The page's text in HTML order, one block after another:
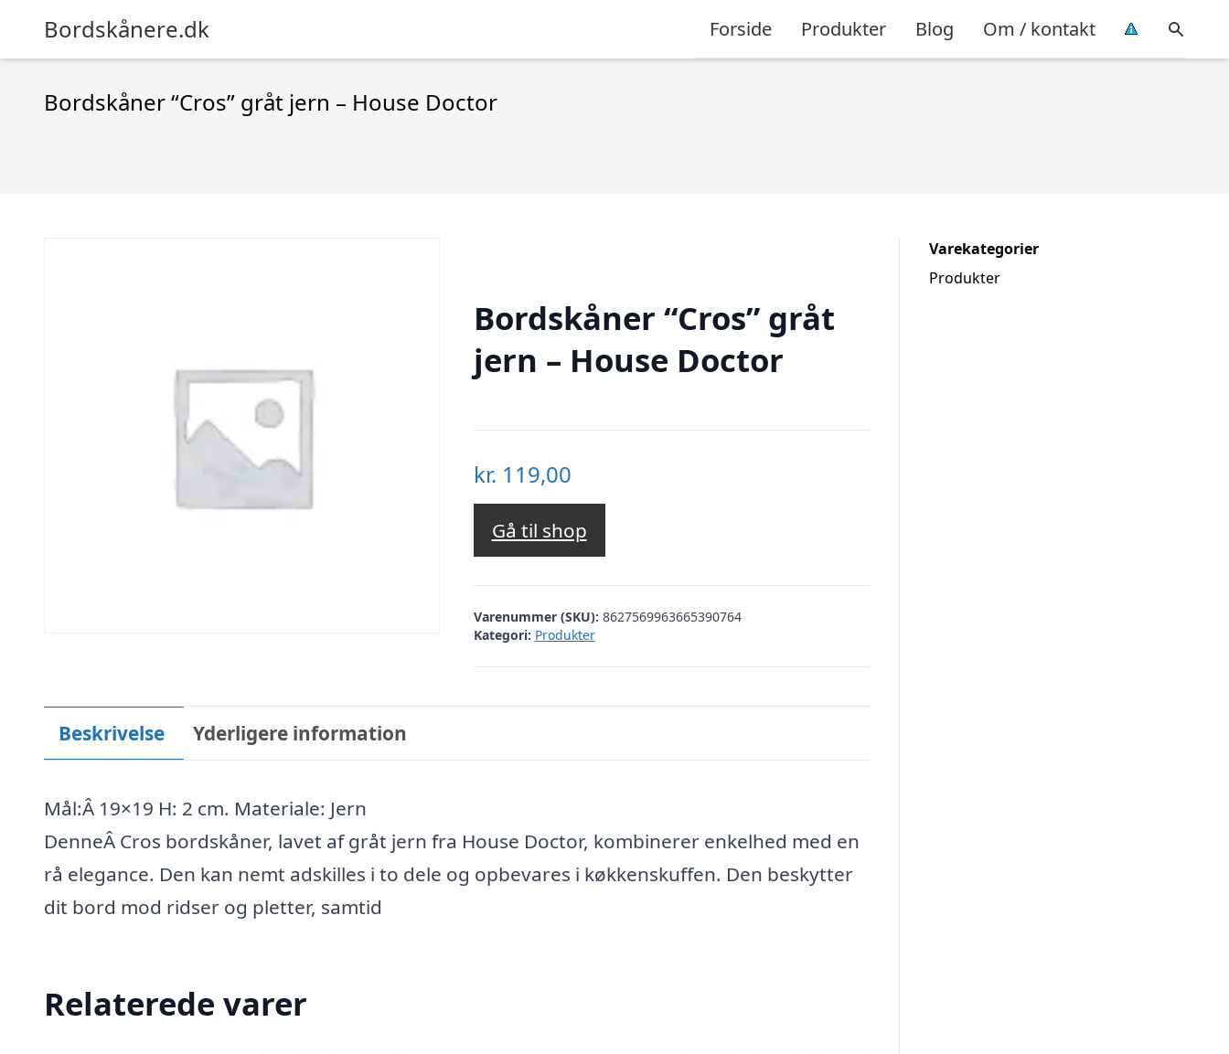
Bordskånere.dk Forside Produkter Blog Om / kontakt
Bordskåner “Cros” gråt jern – House Doctor
Bordskåner “Cros” gråt
jern – House Doctor
kr. 119,00
Gå til shop
Varenummer (SKU): 8627569963665390764
Kategori: Produkter
Beskrivelse Yderligere information
Mål:Â 19×19 H: 2 cm. Materiale: Jern
DenneÂ Cros bordskåner, lavet af gråt jern fra House Doctor, kombinerer enkelhed med en
rå elegance. Den kan nemt adskilles i to dele og opbevares i køkkenskuffen. Den beskytter
dit bord mod ridser og pletter, samtid
Relaterede varer
Varekategorier
Produkter